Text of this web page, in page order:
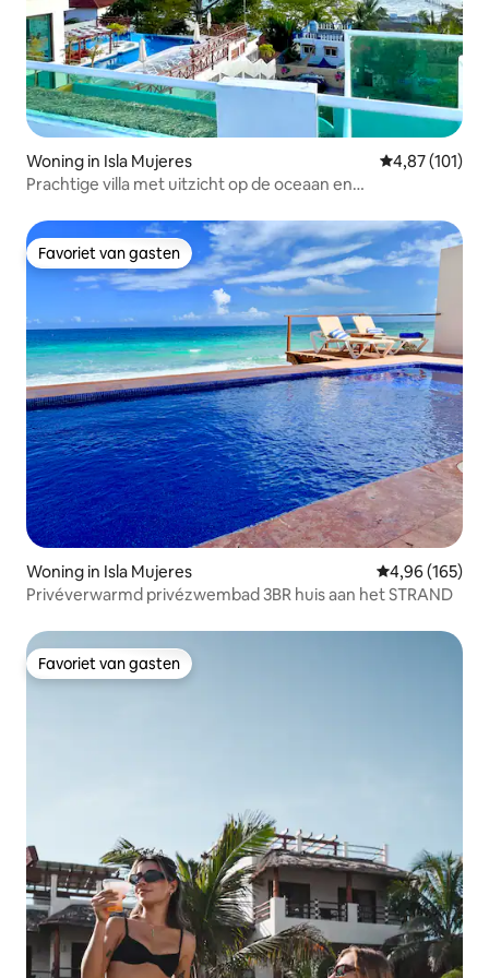
Woning in Isla Mujeres Gemiddelde
4,87 (101)
Prachtige villa met uitzicht op de oceaan en
Favoriet van gasten
Favoriet van gasten
Woning in Isla Mujeres Gemiddelde
4,96 (165)
Privéverwarmd privézwembad 3BR huis aan het STRAND
Favoriet van gasten
Favoriet van gasten